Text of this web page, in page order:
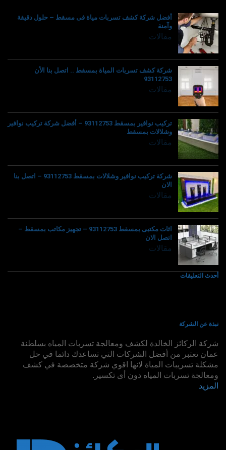
أفضل شركة كشف تسربات مياة فى مسقط – حلول دقيقة
وآمنة
مقالات
شركة كشف تسربات المياة بمسقط .. اتصل بنا الأن
93112753
مقالات
تركيب نوافير بمسقط 93112753 – أفضل شركة تركيب نوافير
وشلالات بمسقط
مقالات
شركة تركيب نوافير وشلالات بمسقط 93112753 – اتصل بنا
الان
مقالات
اثاث مكتبى بمسقط 93112753 – تجهيز مكاتب بمسقط –
اتصل الان
مقالات
أحدث التعليقات
نبذة عن الشركة
شركة الركائز الخالدة لكشف ومعالجة تسربات المياه بسلطنة
عمان تعتبر من أفضل الشركات التي تساعدك دائما في حل
مشكلة تسريبات المياة لانها اقوي شركة متخصصة في كشف
ومعالجة تسربات المياه دون أى تكسير.
المزيد